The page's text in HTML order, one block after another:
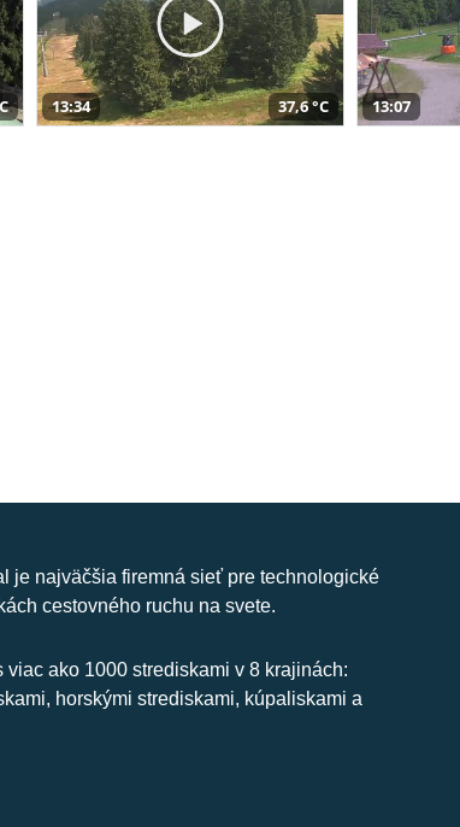
13:34 37,6 °C 13:07
je najväčšia firemná sieť pre technologické
cestovného ruchu na svete.
viac ako 1000 strediskami v 8 krajinách:
horskými strediskami, kúpaliskami a